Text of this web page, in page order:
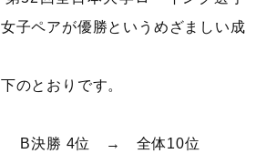
子ペアが優勝というめざましい成
のとおりです。
勝 4位 → 全体10位